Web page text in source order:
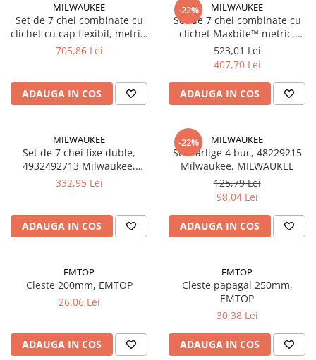
Generatoare
Accesorii electrice
Amestecatoare electrice
Surubelnite, clesti si chei
Cuttere, cutite si foarfece
Fierastraie
Accesorii si consumabile
si frezare
Biti
Organizatoare
Unelte electrice speciale
Instrumente de masurat si trasat
MILWAUKEE
Set de 7 chei combinate cu
clichet cu cap flexibil, metric,
4932478557 Milwaukee,
705,86 Lei
ADAUGA IN COS
-22% MILWAUKEE
Set de 7 chei combinate cu
clichet Maxbite™ metric,
4932464993 Milwaukee,
MILWAUKEE
523,01 Lei
407,70 Lei
ADAUGA IN COS
MILWAUKEE
Set de 7 chei fixe duble,
4932492713 Milwaukee,
MILWAUKEE
332,95 Lei
ADAUGA IN COS
-22% MILWAUKEE
Set carlige 4 buc, 48229215
Milwaukee, MILWAUKEE
125,79 Lei
98,04 Lei
ADAUGA IN COS
EMTOP
Cleste 200mm, EMTOP
26,06 Lei
ADAUGA IN COS
EMTOP
Cleste papagal 250mm,
EMTOP
30,38 Lei
ADAUGA IN COS